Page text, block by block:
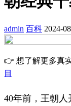
admin 百科 2024-
👉 想了解更多真
目
40年前，王朝